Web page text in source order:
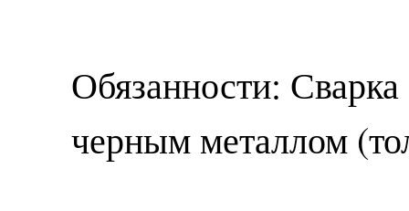
Обязанности:
черным металлом